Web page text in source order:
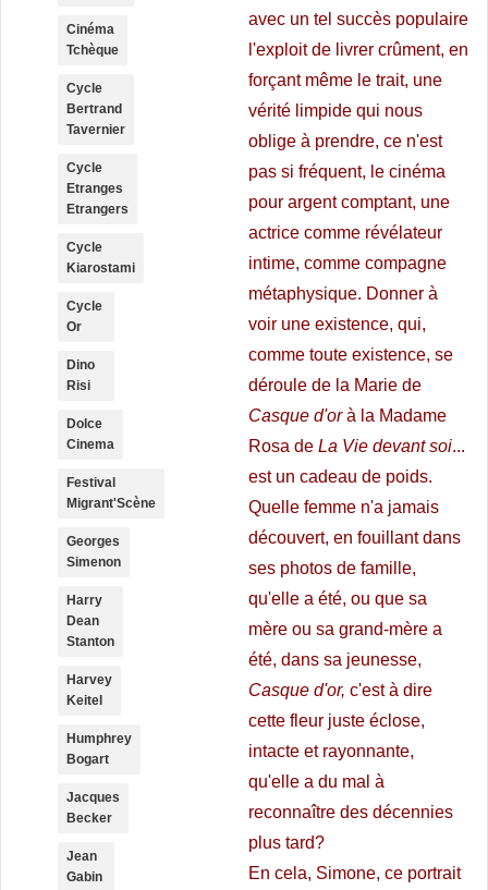
avec un tel succès populaire
l'exploit de livrer crûment, en
forçant même le trait, une
vérité limpide qui nous
oblige à prendre, ce n'est
pas si fréquent, le cinéma
pour argent comptant, une
actrice comme révélateur
intime, comme compagne
métaphysique. Donner à
voir une existence, qui,
comme toute existence, se
déroule de la Marie de
Casque d'orà la Madame
Rosa deLa Vie devant soi...
est un cadeau de poids.
Quelle femme n'a jamais
découvert, en fouillant dans
ses photos de famille,
qu'elle a été, ou que sa
mère ou sa grand-mère a
été, dans sa jeunesse,
Casque d'or, c'est à dire
cette fleur juste éclose,
intacte et rayonnante,
qu'elle a du mal à
reconnaître des décennies
plus tard?
En cela, Simone, ce portrait
Cinéma
Tchèque
Cycle
Bertrand
Tavernier
Cycle
Etranges
Etrangers
Cycle
Kiarostami
Cycle
Or
Dino
Risi
Dolce
Cinema
Festival
Migrant'Scène
Georges
Simenon
Harry
Dean
Stanton
Harvey
Keitel
Humphrey
Bogart
Jacques
Becker
Jean
Gabin